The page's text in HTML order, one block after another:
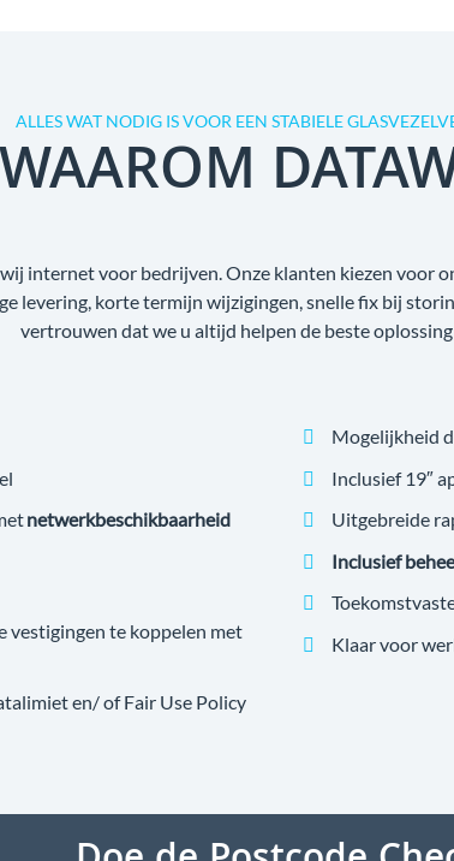
ALLES WAT NODIG IS VOOR EEN STABIELE
WAAROM
internet voor bedrijven. Onze klanten kiezen voor
levering, korte termijn wijzigingen, snelle fix bij
vertrouwen dat we u altijd helpen de beste
netwerkbeschikbaarheid
vestigingen te koppelen met
en/ of Fair Use Policy
Mogelijkheid
Inclusief 19″
Uitgebreide
Inclusief
Klaar voor